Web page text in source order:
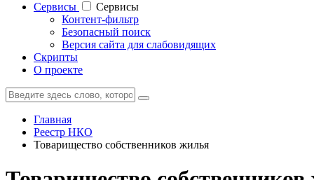
Cервисы
Cервисы
Контент-фильтр
Безопасный поиск
Версия сайта для слабовидящих
Скрипты
О проекте
Главная
Реестр НКО
Товарищество собственников жилья